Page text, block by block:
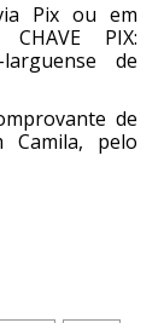
Pix ou em
PIX:
de
de
Camila, pelo